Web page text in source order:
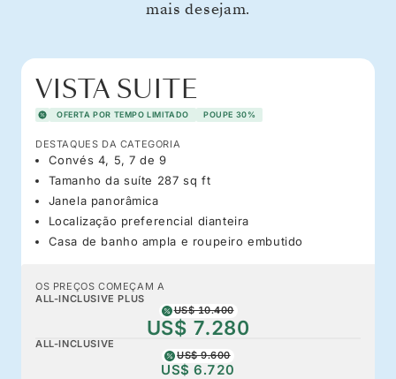
mais desejam.
VISTA SUITE
OFERTA POR TEMPO LIMITADO POUPE 30%
DESTAQUES DA CATEGORIA
Convés 4, 5, 7 de 9
Tamanho da suíte 287 sq ft
Janela panorâmica
Localização preferencial dianteira
Casa de banho ampla e roupeiro embutido
OS PREÇOS COMEÇAM A
ALL-INCLUSIVE PLUS
US$ 10.400
US$ 7.280
ALL-INCLUSIVE
US$ 9.600
US$ 6.720